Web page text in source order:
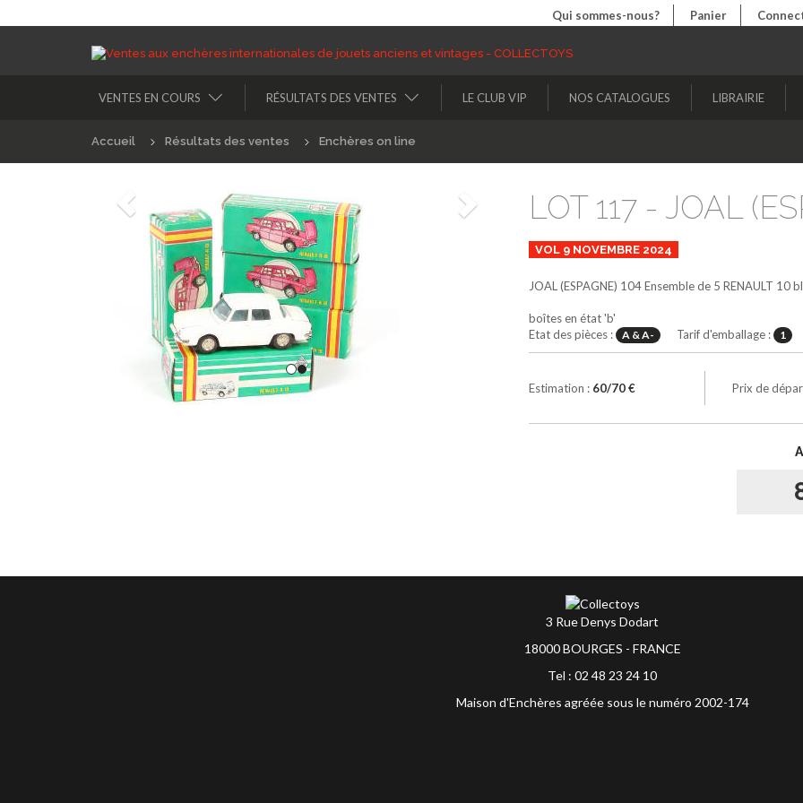
Qui sommes-nous? Panier
VENTES EN COURS RÉSULTATS DES VENTES LE CLUB VIP NOS CATALOGUES LIBRAIRIE
Accueil Résultats des ventes Enchères on line
Précédént Suivant LOT 117 - JOAL
VOL 9 NOVEMBRE 2024
JOAL (ESPAGNE) 104 Ensemble de 5 RENAULT 10
boîtes en état 'b'
Etat des pièces :
A & A- Tarif d'emballage : 1
Estimation : 60/70 € Prix de
3 Rue Denys Dodart
18000 BOURGES - FRANCE
Tel : 02 48 23 24 10
Maison d'Enchères agréée sous le numéro 2002-174